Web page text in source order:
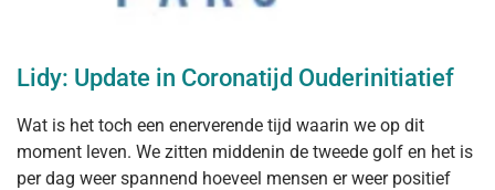
Lidy: Update in Coronatijd Ouderinitiatief
Wat is het toch een enerverende tijd waarin we op dit
moment leven. We zitten middenin de tweede golf en het is
per dag weer spannend hoeveel mensen er weer positief